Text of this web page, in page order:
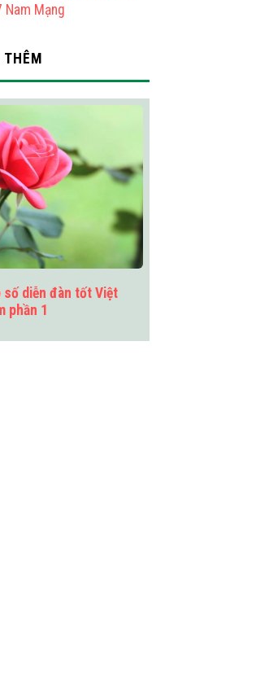
Nam Mạng
THÊM
số diễn đàn tốt Việt
phần 1